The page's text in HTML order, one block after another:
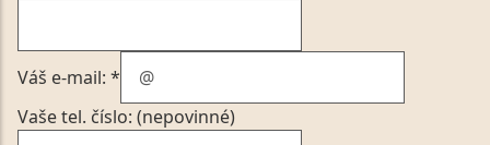
Váš e-mail: *
Vaše tel. číslo: (nepovinné)